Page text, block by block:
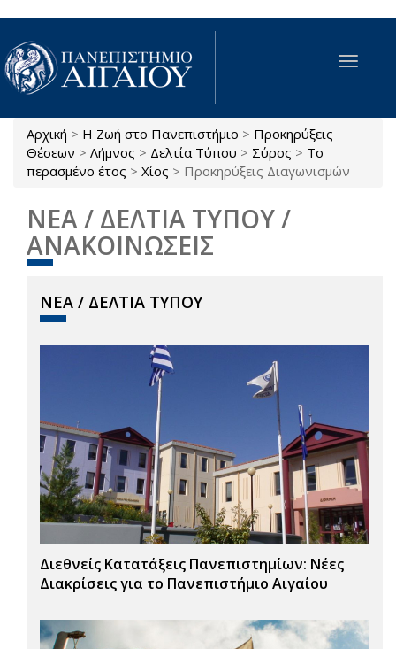
Παράκαμψη προς το κυρίως περιεχόμενο
Toggle
Είστε εδώ
Αρχική > Η Ζωή στο Πανεπιστήμιο > Προκηρύξεις
Θέσεων > Λήμνος > Δελτία Τύπου > Σύρος > Το
περασμένο έτος > Χίος > Προκηρύξεις Διαγωνισμών
ΝΕΑ / ΔΕΛΤΙΑ ΤΥΠΟΥ /
ΑΝΑΚΟΙΝΩΣΕΙΣ
ΝΕΑ / ΔΕΛΤΙΑ ΤΥΠΟΥ
Διεθνείς Κατατάξεις Πανεπιστημίων: Νέες
Διακρίσεις για το Πανεπιστήμιο Αιγαίου